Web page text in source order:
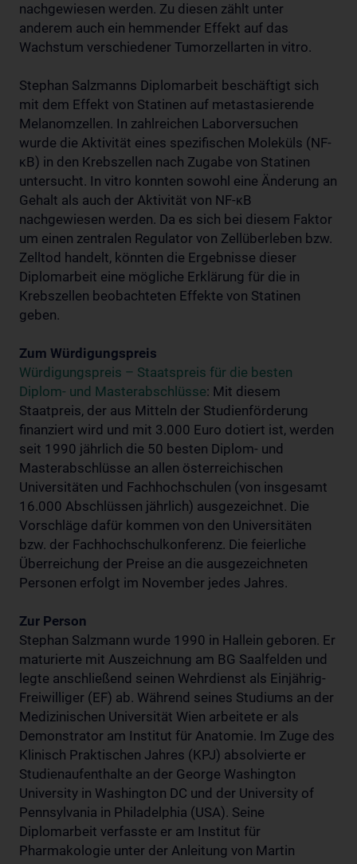
nachgewiesen werden. Zu diesen zählt unter
anderem auch ein hemmender Effekt auf das
Wachstum verschiedener Tumorzellarten in vitro.
Stephan Salzmanns Diplomarbeit beschäftigt sich
mit dem Effekt von Statinen auf metastasierende
Melanomzellen. In zahlreichen Laborversuchen
wurde die Aktivität eines spezifischen Moleküls (NF-
κB) in den Krebszellen nach Zugabe von Statinen
untersucht. In vitro konnten sowohl eine Änderung an
Gehalt als auch der Aktivität von NF-κB
nachgewiesen werden. Da es sich bei diesem Faktor
um einen zentralen Regulator von Zellüberleben bzw.
Zelltod handelt, könnten die Ergebnisse dieser
Diplomarbeit eine mögliche Erklärung für die in
Krebszellen beobachteten Effekte von Statinen
geben.
Zum Würdigungspreis
Würdigungspreis – Staatspreis für die besten
Diplom- und Masterabschlüsse: Mit diesem
Staatpreis, der aus Mitteln der Studienförderung
finanziert wird und mit 3.000 Euro dotiert ist, werden
seit 1990 jährlich die 50 besten Diplom- und
Masterabschlüsse an allen österreichischen
Universitäten und Fachhochschulen (von insgesamt
16.000 Abschlüssen jährlich) ausgezeichnet. Die
Vorschläge dafür kommen von den Universitäten
bzw. der Fachhochschulkonferenz. Die feierliche
Überreichung der Preise an die ausgezeichneten
Personen erfolgt im November jedes Jahres.
Zur Person
Stephan Salzmann wurde 1990 in Hallein geboren. Er
maturierte mit Auszeichnung am BG Saalfelden und
legte anschließend seinen Wehrdienst als Einjährig-
Freiwilliger (EF) ab. Während seines Studiums an der
Medizinischen Universität Wien arbeitete er als
Demonstrator am Institut für Anatomie. Im Zuge des
Klinisch Praktischen Jahres (KPJ) absolvierte er
Studienaufenthalte an der George Washington
University in Washington DC und der University of
Pennsylvania in Philadelphia (USA). Seine
Diplomarbeit verfasste er am Institut für
Pharmakologie unter der Anleitung von Martin